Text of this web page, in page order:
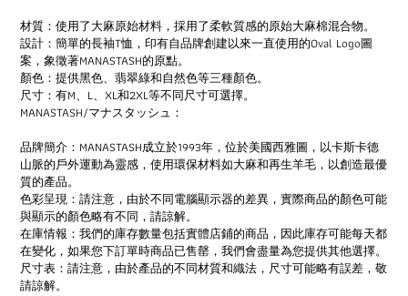
材質：使用了大麻原始材料，採用了柔軟質感的原始大麻棉混合物。
設計：簡單的長袖T恤，印有自品牌創建以來一直使用的Oval Logo圖
案，象徵著MANASTASH的原點。
顏色：提供黑色、翡翠綠和自然色等三種顏色。
尺寸：有M、L、XL和2XL等不同尺寸可選擇。
MANASTASH/マナスタッシュ：
品牌簡介：MANASTASH成立於1993年，位於美國西雅圖，以卡斯卡德
山脈的戶外運動為靈感，使用環保材料如大麻和再生羊毛，以創造最優
質的產品。
色彩呈現：請注意，由於不同電腦顯示器的差異，實際商品的顏色可能
與顯示的顏色略有不同，請諒解。
在庫情報：我們的庫存數量包括實體店鋪的商品，因此庫存可能每天都
在變化，如果您下訂單時商品已售罄，我們會盡量為您提供其他選擇。
尺寸表：請注意，由於產品的不同材質和織法，尺寸可能略有誤差，敬
請諒解。